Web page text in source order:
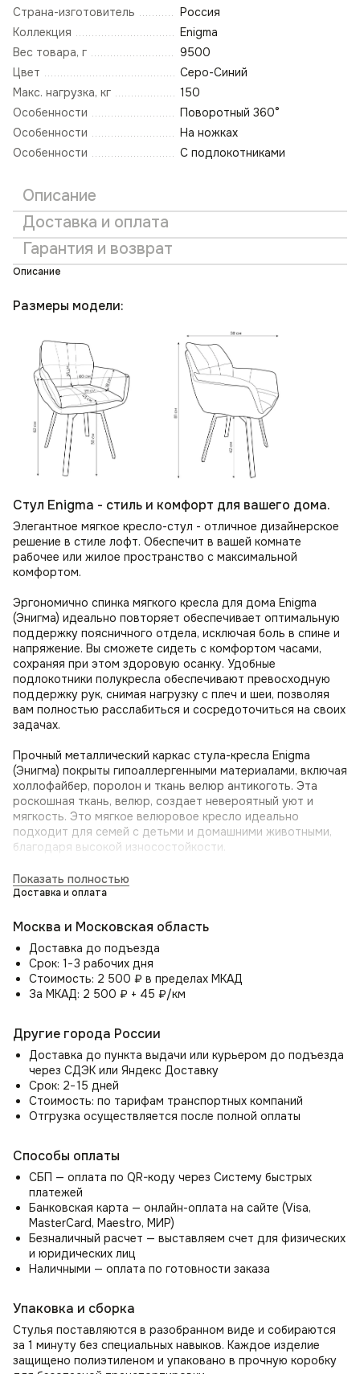
Страна-изготовитель
Россия
Коллекция
Enigma
Вес товара, г
9500
Цвет
Серо-Синий
Макс. нагрузка, кг
150
Особенности
Поворотный 360°
Особенности
На ножках
Особенности
С подлокотниками
Описание
Доставка и оплата
Гарантия и возврат
Описание
Размеры модели:
Стул Enigma - стиль и комфорт для вашего дома.
Элегантное мягкое кресло-стул - отличное дизайнерское
решение в стиле лофт. Обеспечит в вашей комнате
рабочее или жилое пространство с максимальной
комфортом.
Эргономично спинка мягкого кресла для дома Enigma
(Энигма) идеально повторяет обеспечивает оптимальную
поддержку поясничного отдела, исключая боль в спине и
напряжение. Вы сможете сидеть с комфортом часами,
сохраняя при этом здоровую осанку. Удобные
подлокотники полукресла обеспечивают превосходную
поддержку рук, снимая нагрузку с плеч и шеи, позволяя
вам полностью расслабиться и сосредоточиться на своих
задачах.
Прочный металлический каркас стула-кресла Enigma
(Энигма) покрыты гипоаллергенными материалами, включая
холлофайбер, поролон и ткань велюр антикоготь. Эта
роскошная ткань, велюр, создает невероятный уют и
мягкость. Это мягкое велюровое кресло идеально
подходит для семей с детьми и домашними животными,
благодаря высокой износостойкости.
Кресло-стул для дома Enigma (Энигма) обладает
вращающимся механизмом, который позволяет свободно
поворотный механизм делает его идеальным выбором для
библиотеке, где вам может потребоваться быстро и легко
изменить направление взгляда или общаться с людьми в
разных частях комнаты.
Ткань обладает высоким уровнем износостойкости и
легко очищается, просто протрите его влажными
салфетками, а сильные загрязнения удалите мыльным
раствором.
Идеальны как стулья кухонные, обеденные, барные,
косметические, будуарные, стулья для ресторана, для
кухни, как мягкие стулья. Так же можно использовать
как стул обеденный, офисный, барный, косметический,
прикроватный, будуарный, полубарный стул.
Куда бы Вы не поставили наш обеденный стул на кухню,
в гостиную, в спальню, в зал, в прихожую, в коридор, в
ванную, в спальную или детскую комнату - он будет
тем предметом интерьера, который все преобразит.
Комфортное полукресло для дома, квартиры, офиса,
без чехлов на ножках, так же в нашем магазине имеется
данная модель с белыми ножками и черными.
Ножки - прочный металл не гнутся не деформируются.
Показать полностью
Доставка и оплата
Москва и Московская область
Доставка до подъезда
Срок: 1−3 рабочих дня
Стоимость: 2 500 ₽ в пределах МКАД
За МКАД: 2 500 ₽ + 45 ₽/км
Другие города России
Доставка до пункта выдачи или курьером до подъезда
через СДЭК или Яндекс Доставку
Срок: 2−15 дней
Стоимость: по тарифам транспортных компаний
Отгрузка осуществляется после полной оплаты
Способы оплаты
СБП — оплата по QR-коду через Систему быстрых
платежей
Банковская карта — онлайн-оплата на сайте (Visa,
MasterCard, Maestro, МИР)
Безналичный расчет — выставляем счет для физических
и юридических лиц
Наличными — оплата по готовности заказа
Упаковка и сборка
Стулья поставляются в разобранном виде и собираются
за 1 минуту без специальных навыков. Каждое изделие
защищено полиэтиленом и упаковано в прочную коробку